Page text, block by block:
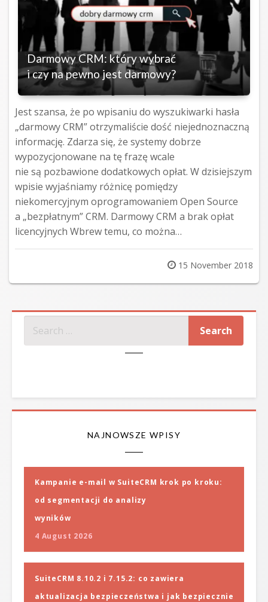
Darmowy CRM: który wybrać
i czy na pewno jest darmowy?
Jest szansa, że po wpisaniu do wyszukiwarki hasła
„darmowy CRM” otrzymaliście dość niejednoznaczną
informację. Zdarza się, że systemy dobrze
wypozycjonowane na tę frazę wcale
nie są pozbawione dodatkowych opłat. W dzisiejszym
wpisie wyjaśniamy różnicę pomiędzy
niekomercyjnym oprogramowaniem Open Source
a „bezpłatnym” CRM. Darmowy CRM a brak opłat
licencyjnych Wbrew temu, co można…
Posted
on
15 November 2018
NAJNOWSZE WPISY
Kampanie e-mail w SuiteCRM krok po kroku:
od segmentacji do analizy
wyników
4 August 2026
SuiteCRM 8.10.2 i 7.15.2: co zawiera
aktualizacja bezpieczeństwa i jak bezpiecznie